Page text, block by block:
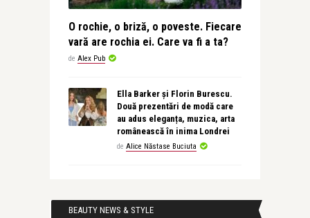
O rochie, o briză, o poveste. Fiecare
vară are rochia ei. Care va fi a ta?
de Alex Pub
Ella Barker și Florin Burescu.
Două prezentări de modă care
au adus eleganța, muzica, arta
românească în inima Londrei
de Alice Năstase Buciuta
BEAUTY NEWS & STYLE